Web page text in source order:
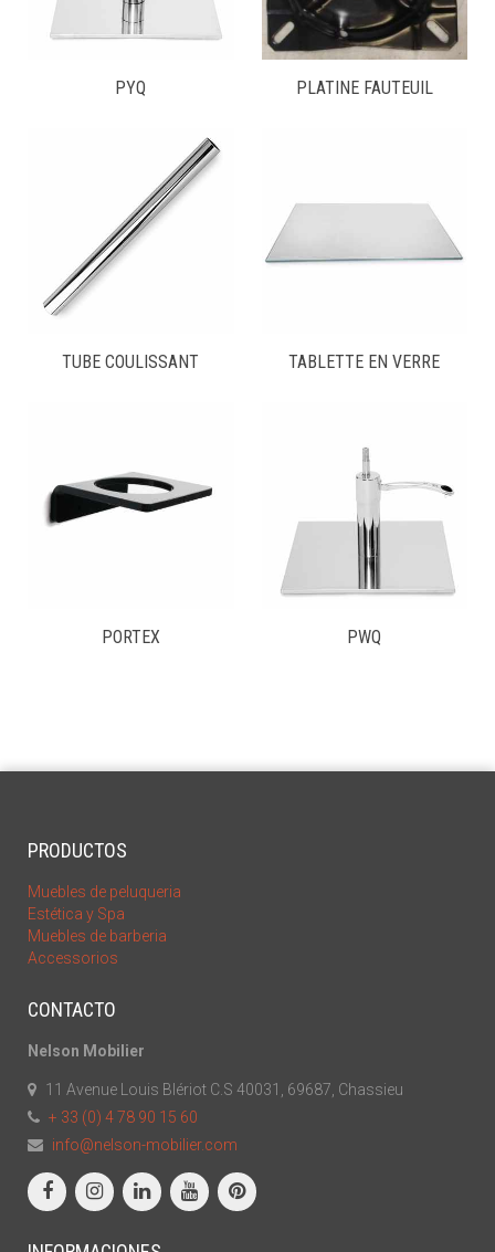
PYQ PLATINE FAUTEUIL
TUBE COULISSANT TABLETTE EN VERRE
PORTEX PWQ
PRODUCTOS
Muebles de peluqueria
Estética y Spa
Muebles de barberia
Accessorios
CONTACTO
Nelson Mobilier
11 Avenue Louis Blériot C.S 40031, 69687, Chassieu
+ 33 (0) 4 78 90 15 60
info@nelson-mobilier.com